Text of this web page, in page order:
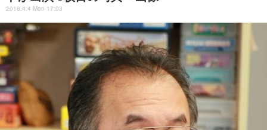
2016.4.4 Mon 17:03